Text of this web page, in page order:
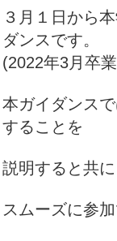
３月１日から
ダンスです。
(2022年3月卒
本ガイダンス
することを
説明すると共
スムーズに参